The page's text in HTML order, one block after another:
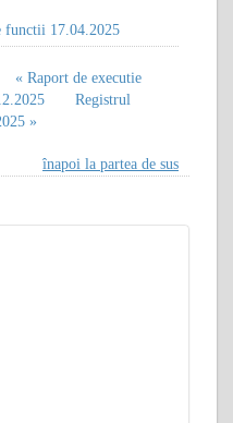
functii 17.04.2025
« Raport de executie
Registrul
»
înapoi la partea de sus